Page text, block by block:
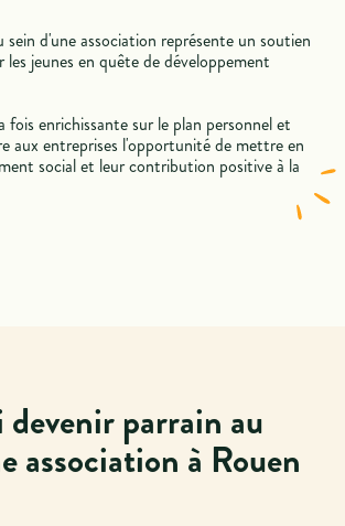
sein d'une association représente un soutien
les jeunes en quête de développement
fois enrichissante sur le plan personnel et
aux entreprises l'opportunité de mettre en
social et leur contribution positive à la
devenir parrain au
association à Rouen